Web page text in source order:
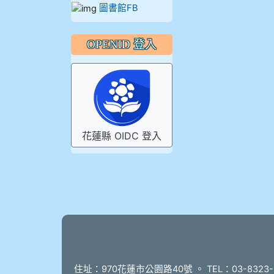
圖書館FB
OPENID 登入
花蓮縣 OIDC 登入
住址：970花蓮市公園路40號 。 TEL：03-